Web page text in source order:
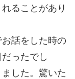
ることがあり
話をした時の
ったでし
した。驚いた